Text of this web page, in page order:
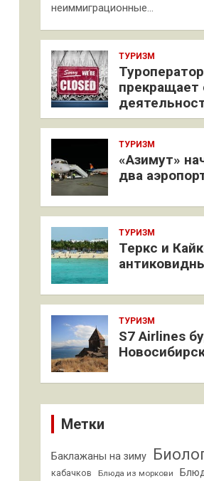
неиммиграционные…
ТУРИЗМ
прекращает
ТУРИЗМ
«Азимут»
два
ТУРИЗМ
Теркс и
ТУРИЗМ
S7 Airlines
Метки
Баклажаны на зиму
кабачков
Блюда из моркови